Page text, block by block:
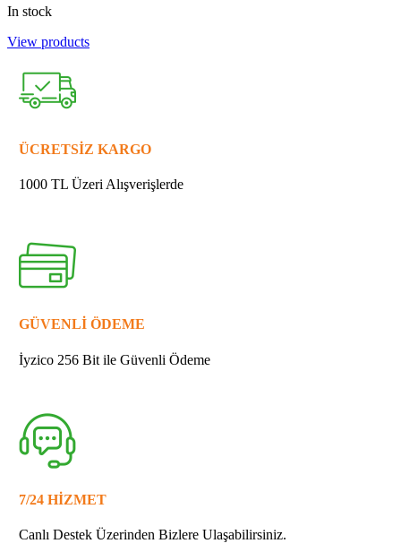
In stock
View products
ÜCRETSİZ KARGO
1000 TL Üzeri Alışverişlerde
GÜVENLİ ÖDEME
İyzico 256 Bit ile Güvenli Ödeme
7/24 HİZMET
Canlı Destek Üzerinden Bizlere Ulaşabilirsiniz.